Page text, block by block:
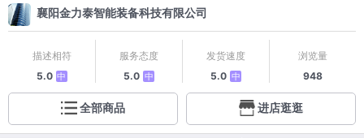
襄阳金力泰智能装备科技有限公司
描述相符
5.0 中
服务态度
5.0 中
发货速度
5.0 中
浏览量
948
全部商品 进店逛逛